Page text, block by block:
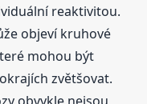
reaktivitou.
objeví kruhové
mohou být
zvětšovat.